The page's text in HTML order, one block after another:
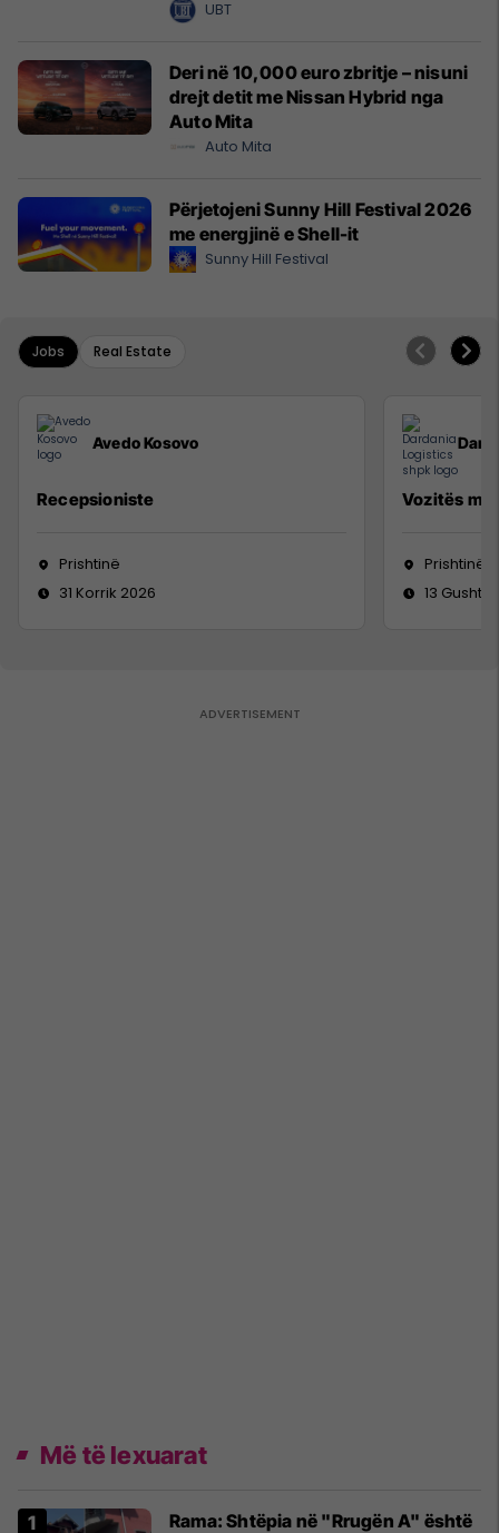
UBT
Deri në 10,000 euro zbritje – nisuni
drejt detit me Nissan Hybrid nga
Auto Mita
Auto Mita
Përjetojeni Sunny Hill Festival 2026
me energjinë e Shell-it
Sunny Hill Festival
Jobs Real Estate
Avedo Kosovo
Recepsioniste
Prishtinë
31 Korrik 2026
Vozitës me
Prishtinë
13 Gusht
Më të lexuarat
Rama: Shtëpia në "Rrugën A" është